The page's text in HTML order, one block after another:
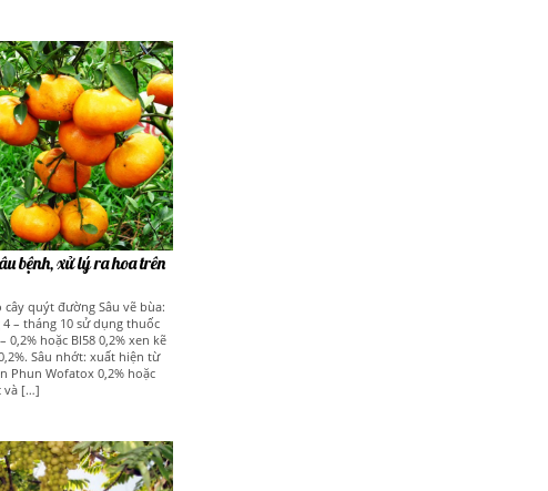
bệnh, xử lý ra hoa trên
cây quýt đường Sâu vẽ bùa:
– tháng 10 sử dụng thuốc
0,2% hoặc BI58 0,2% xen kẽ
Sâu nhớt: xuất hiện từ
Phun Wofatox 0,2% hoặc
và […]